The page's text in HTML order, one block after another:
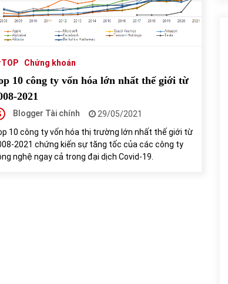
của Vietcombank và Eximbank
31/05/2022
Chứng khoán
10 công ty vốn hóa lớn nhất thế giới từ
2021
Blogger Tài chính
29/05/2021
10 công ty vốn hóa thị trường lớn nhất thế giới từ
2021 chứng kiến sự tăng tốc của các công ty
nghệ ngay cả trong đại dịch Covid-19.